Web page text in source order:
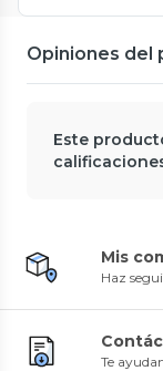
Opiniones del
Este
Mis
Haz
Te